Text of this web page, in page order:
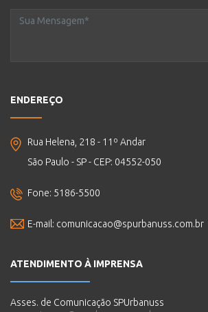
ENDEREÇO
Rua Helena, 218 - 11º Andar
São Paulo - SP - CEP: 04552-050
Fone: 5186-5500
E-mail: comunicacao@spurbanuss.com.br
ATENDIMENTO À IMPRENSA
Asses. de Comunicação SPUrbanuss